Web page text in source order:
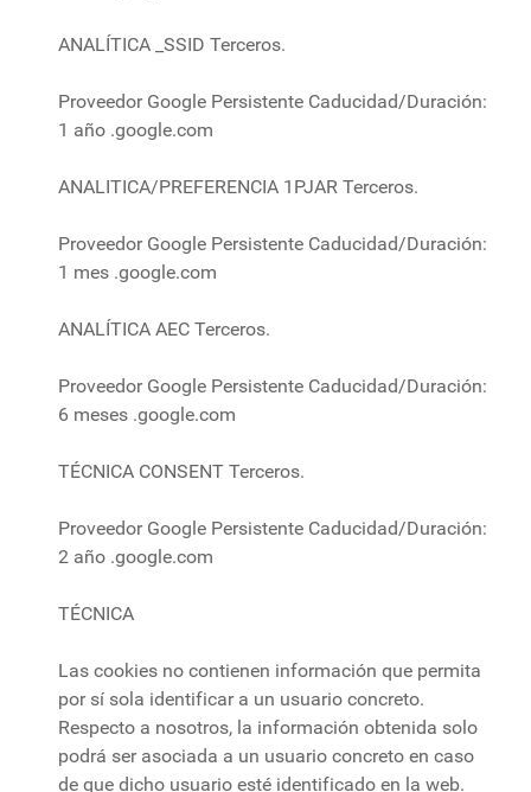
ANALÍTICA _SSID Terceros.
Proveedor Google Persistente Caducidad/Duración:
1 año .google.com
ANALITICA/PREFERENCIA 1PJAR Terceros.
Proveedor Google Persistente Caducidad/Duración:
1 mes .google.com
ANALÍTICA AEC Terceros.
Proveedor Google Persistente Caducidad/Duración:
6 meses .google.com
TÉCNICA CONSENT Terceros.
Proveedor Google Persistente Caducidad/Duración:
2 año .google.com
TÉCNICA
Las cookies no contienen información que permita
por sí sola identificar a un usuario concreto.
Respecto a nosotros, la información obtenida solo
podrá ser asociada a un usuario concreto en caso
de que dicho usuario esté identificado en la web.